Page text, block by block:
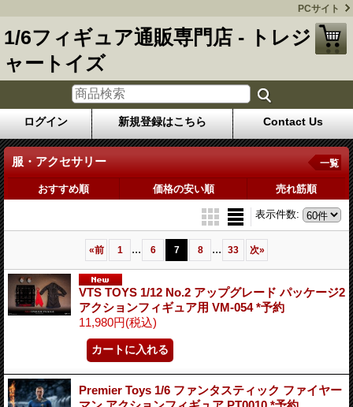
PCサイト
1/6フィギュア通販専門店 - トレジ
ャートイズ
ログイン 新規登録はこちら Contact Us
服・アクセサリー 一覧
おすすめ順 価格の安い順 売れ筋順
表示件数:
«前 1 ... 6 7 8 ... 33 次»
VTS TOYS 1/12 No.2 アップグレード パッケージ2
アクションフィギュア用 VM-054 *予約
11,980円(税込)
Premier Toys 1/6 ファンタスティック ファイヤー